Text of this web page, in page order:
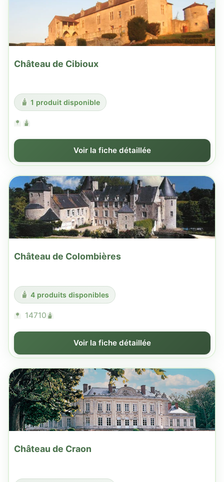
Château de Cibioux
1 produit disponible
Voir la fiche détaillée
Château de Colombières
4 produits disponibles
14710
Voir la fiche détaillée
Château de Craon